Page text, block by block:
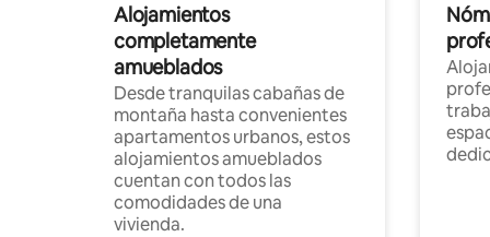
Alojamientos
completamente
amueblados
Desde tranquilas cabañas de
montaña hasta convenientes
apartamentos urbanos, estos
alojamientos amueblados
cuentan con todos las
comodidades de una
vivienda.